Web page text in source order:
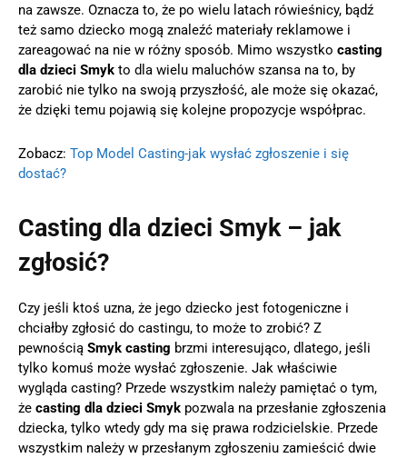
na zawsze. Oznacza to, że po wielu latach rówieśnicy, bądź
też samo dziecko mogą znaleźć materiały reklamowe i
zareagować na nie w różny sposób. Mimo wszystko casting
dla dzieci Smyk to dla wielu maluchów szansa na to, by
zarobić nie tylko na swoją przyszłość, ale może się okazać,
że dzięki temu pojawią się kolejne propozycje współprac.
Zobacz: Top Model Casting-jak wysłać zgłoszenie i się
dostać?
Casting dla dzieci Smyk – jak
zgłosić?
Czy jeśli ktoś uzna, że jego dziecko jest fotogeniczne i
chciałby zgłosić do castingu, to może to zrobić? Z
pewnością Smyk casting brzmi interesująco, dlatego, jeśli
tylko komuś może wysłać zgłoszenie. Jak właściwie
wygląda casting? Przede wszystkim należy pamiętać o tym,
że casting dla dzieci Smyk pozwala na przesłanie zgłoszenia
dziecka, tylko wtedy gdy ma się prawa rodzicielskie. Przede
wszystkim należy w przesłanym zgłoszeniu zamieścić dwie